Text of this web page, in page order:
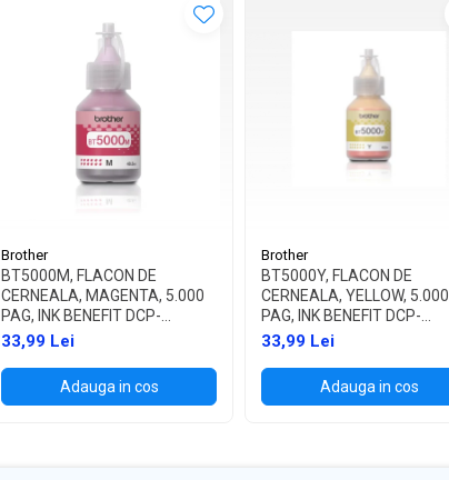
Brother
BT5000M, FLACON DE
CERNEALA, MAGENTA, 5.000
PAG, INK BENEFIT DCP-
T300/T500W/T700W
33,99 Lei
Adauga in cos
Brother
BT5000Y, FLACON DE
CERNEALA, YELLOW, 5.000
PAG, INK BENEFIT DCP-
T300/T500W/T700W
33,99 Lei
Adauga in cos